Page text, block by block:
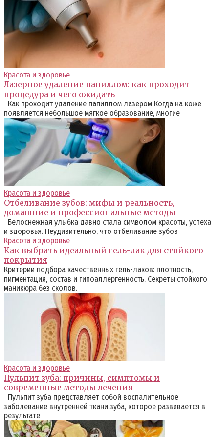
Красота и здоровье
Лазерное удаление папиллом: как проходит
процедура и чего ожидать
Как проходит удаление папиллом лазером Когда на коже
появляется небольшое мягкое образование, многие
Красота и здоровье
Отбеливание зубов: мифы и реальность,
домашние и профессиональные методы
Белоснежная улыбка давно стала символом красоты, успеха
и здоровья. Неудивительно, что отбеливание зубов
Красота и здоровье
Как выбрать идеальный гель-лак для стойкого
покрытия
Критерии подбора качественных гель-лаков: плотность,
пигментация, состав и гипоаллергенность. Секреты стойкого
маникюра без сколов.
Красота и здоровье
Пульпит зуба: причины, симптомы и
современные методы лечения
Пульпит зуба представляет собой воспалительное
заболевание внутренней ткани зуба, которое развивается в
результате